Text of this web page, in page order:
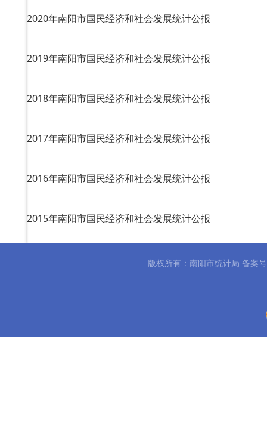
2020年南阳市国民经济和社会发展统计公报
2019年南阳市国民经济和社会发展统计公报
2018年南阳市国民经济和社会发展统计公报
2017年南阳市国民经济和社会发展统计公报
2016年南阳市国民经济和社会发展统计公报
2015年南阳市国民经济和社会发展统计公报
南阳市统计局关于2014年国民经济与社会发展统计公报
南阳市统计局关于2012年国民经济和社会发展的统计公报
版权所有：南阳市统计局 备案